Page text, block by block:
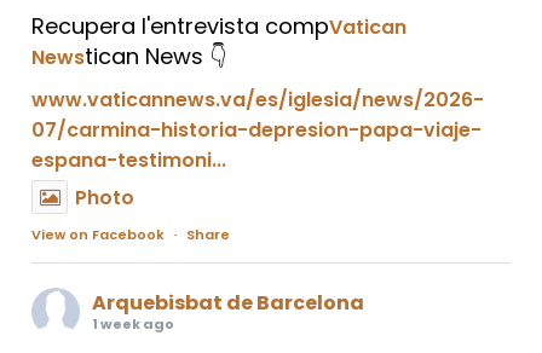
Recupera l'entrevista compVatican
Newstican News 👇
www.vaticannews.va/es/iglesia/news/2026-
07/carmina-historia-depresion-papa-viaje-
espana-testimoni...
Photo
View on Facebook · Share
Arquebisbat de Barcelona
1 week ago